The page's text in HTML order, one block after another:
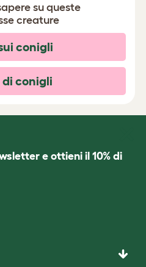
su queste
creature
conigli
di conigli
e ottieni il 10% di